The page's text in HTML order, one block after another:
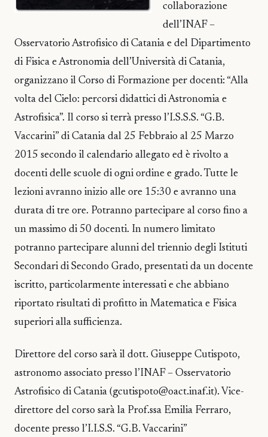
collaborazione
dell’INAF –
Osservatorio Astrofisico di Catania e del Dipartimento
di Fisica e Astronomia dell’Università di Catania,
organizzano il Corso di Formazione per docenti: “Alla
volta del Cielo: percorsi didattici di Astronomia e
Astrofisica”. Il corso si terrà presso l’I.S.S.S. “G.B.
Vaccarini” di Catania dal 25 Febbraio al 25 Marzo
2015 secondo il calendario allegato ed è rivolto a
docenti delle scuole di ogni ordine e grado. Tutte le
lezioni avranno inizio alle ore 15:30 e avranno una
durata di tre ore. Potranno partecipare al corso fino a
un massimo di 50 docenti. In numero limitato
potranno partecipare alunni del triennio degli Istituti
Secondari di Secondo Grado, presentati da un docente
iscritto, particolarmente interessati e che abbiano
riportato risultati di profitto in Matematica e Fisica
superiori alla sufficienza.
Direttore del corso sarà il dott. Giuseppe Cutispoto,
astronomo associato presso l’INAF – Osservatorio
Astrofisico di Catania (gcutispoto@oact.inaf.it). Vice-
direttore del corso sarà la Prof.ssa Emilia Ferraro,
docente presso l’I.I.S.S. “G.B. Vaccarini”